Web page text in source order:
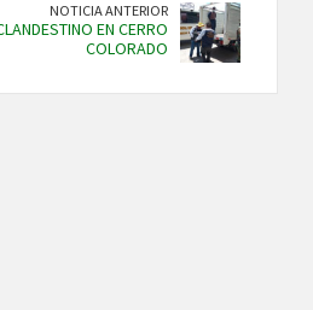
NOTICIA ANTERIOR
EN CERRO
COLORADO